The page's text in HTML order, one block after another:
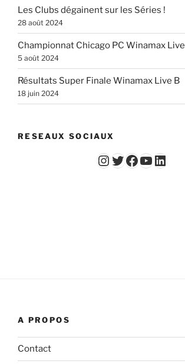
Les Clubs dégainent sur les Séries !
28 août 2024
Championnat Chicago PC Winamax
5 août 2024
Résultats Super Finale Winamax Live B
18 juin 2024
RESEAUX SOCIAUX
Instagram
Twitter
Facebook
YouTube - Vidéos du Chicago Poker Club
A PROPOS
Contact